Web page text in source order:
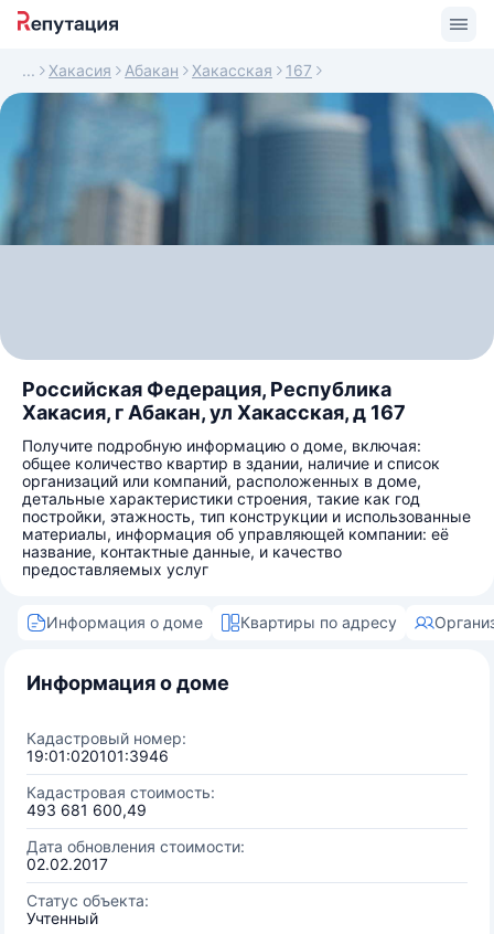
Хакасия Абакан Хакасская 167
Российская Федерация, Республика
Хакасия, г Абакан, ул Хакасская, д 167
Получите подробную информацию о доме, включая:
общее количество квартир в здании, наличие и список
организаций или компаний, расположенных в доме,
детальные характеристики строения, такие как год
постройки, этажность, тип конструкции и использованные
материалы, информация об управляющей компании: её
название, контактные данные, и качество
предоставляемых услуг
Информация о доме Квартиры по адресу
Информация о доме
Кадастровый номер:
19:01:020101:3946
Кадастровая стоимость:
493 681 600,49
Дата обновления стоимости:
02.02.2017
Статус объекта:
Учтенный